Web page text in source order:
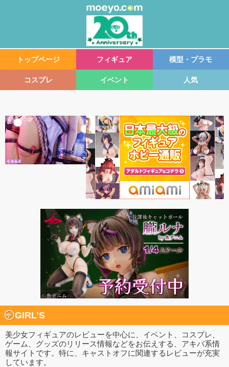
トップページ フィギュア 模型・プラモ
コスプレ イベント 人気
GIRL’S
美少女フィギュアのレビューを中心に、イベント、コスプレ、
ゲーム、グッズのリリース情報などをお伝えする、アキバ系情
報サイトです。特に、キャストオフに関連するレビューが充実
しています。